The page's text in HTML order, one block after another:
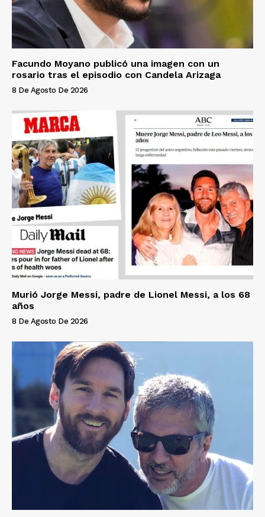
Facundo Moyano publicó una imagen con un
rosario tras el episodio con Candela Arizaga
8 De Agosto De 2026
Murió Jorge Messi, padre de Lionel Messi, a los 68
años
8 De Agosto De 2026